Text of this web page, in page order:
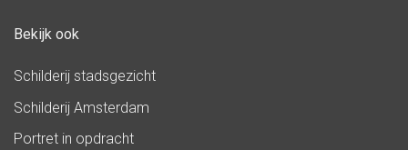
Bekijk ook
Schilderij stadsgezicht
Schilderij Amsterdam
Portret in opdracht